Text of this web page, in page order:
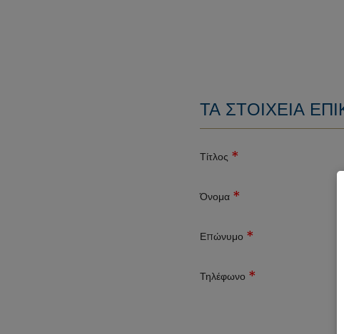
ΤΑ ΣΤΟΙΧΕΊΑ
Τίτλος *
Όνομα *
Επώνυμο *
Τηλέφωνο *